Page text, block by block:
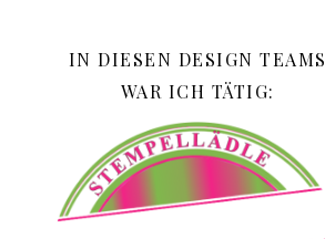
IN DIESEN DESIGN TEAMS
WAR ICH TÄTIG: